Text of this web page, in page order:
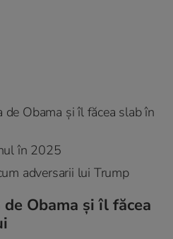
de Obama și îl făcea slab în
în 2025
adversarii lui Trump
Obama și îl făcea